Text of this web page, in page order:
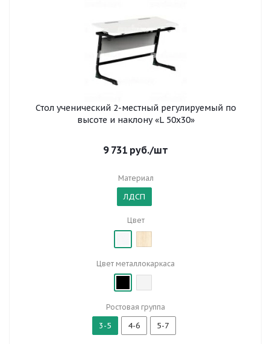
Стол ученический 2-местный регулируемый по
высоте и наклону «L 50x30»
9 731 руб./шт
Материал
ЛДСП
Цвет
Цвет металлокаркаса
Ростовая группа
3-5 4-6 5-7